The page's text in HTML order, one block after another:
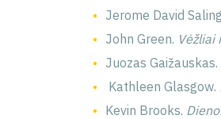
Jerome David
John Green. Vėžliai
Juozas Gaižauskas.
Kathleen Glasgow.
Kevin Brooks.